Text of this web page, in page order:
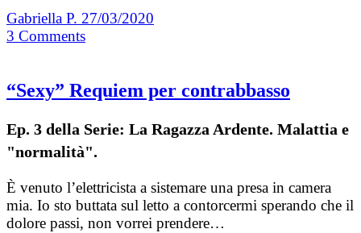
Gabriella P. 27/03/2020
3 Comments
“Sexy” Requiem per contrabbasso
Ep. 3 della Serie: La Ragazza Ardente. Malattia e
"normalità".
È venuto l’elettricista a sistemare una presa in camera
mia. Io sto buttata sul letto a contorcermi sperando che il
dolore passi, non vorrei prendere…